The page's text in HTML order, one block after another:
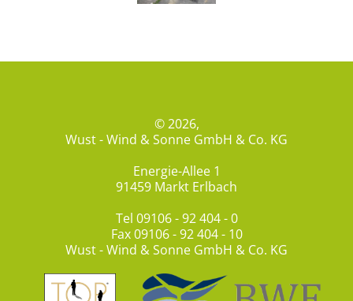
© 2026,
Wust - Wind & Sonne GmbH & Co. KG
Energie-Allee 1
91459 Markt Erlbach
Tel 09106 - 92 404 - 0
Fax 09106 - 92 404 - 10
Wust - Wind & Sonne GmbH & Co. KG